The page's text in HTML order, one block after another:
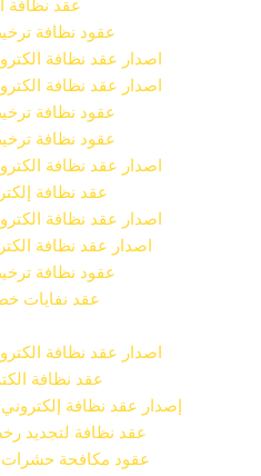
عقد نظافة
عقود نظافة
اصدار عقد نظافة
اصدار عقد نظافة
عقود نظافة
عقود نظافة
اصدار عقد نظافة
عقد نظافة
اصدار عقد نظافة
اصدار عقد نظافة
عقود نظافة
عقد نفايات
اصدار عقد نظافة
عقد نظافة
إصدار عقد نظافة إلكتروني
عقد نظافة لتجديد
عقود مكافحة حشرات